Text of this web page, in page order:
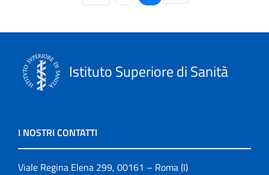
Istituto Superiore di Sanità
I NOSTRI CONTATTI
Viale Regina Elena 299, 00161 – Roma (I)